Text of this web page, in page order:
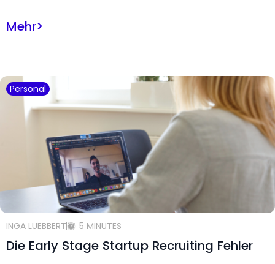
Mehr>
Personal
INGA LUEBBERT 5 MINUTES
Die Early Stage Startup Recruiting Fehler